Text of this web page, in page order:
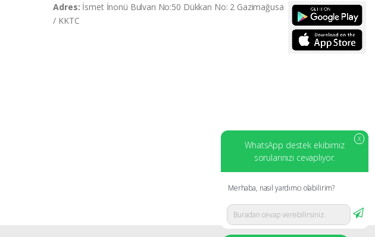
Adres: İsmet İnonü Bulvarı No:50 Dükkan No: 2 Gazimağusa
/ KKTC
X
WhatsApp destek ekibimiz
sorularınızı cevaplıyor.
Merhaba, nasıl yardımcı olabilirim?